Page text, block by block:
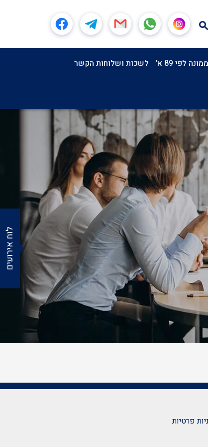
לפי 89 א’ לשכות ושלוחות הקשר
פרטיות
לוח אירועים